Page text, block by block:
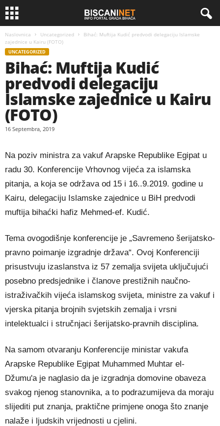
Naslovnica Uncategorized
Bihać: Muftija Kudić predvodi delegaciju Islamske
zajednice u Kairu (FOTO)
UNCATEGORIZED
Bihać: Muftija Kudić
predvodi delegaciju
Islamske zajednice u Kairu
(FOTO)
16 Septembra, 2019
Na poziv ministra za vakuf Arapske Republike Egipat u
radu 30. Konferencije Vrhovnog vijeća za islamska
pitanja, a koja se održava od 15 i 16..9.2019. godine u
Kairu, delegaciju Islamske zajednice u BiH predvodi
muftija bihaćki hafiz Mehmed-ef. Kudić.
Tema ovogodišnje konferencije je „Savremeno šerijatsko-
pravno poimanje izgradnje država“. Ovoj Konferenciji
prisustvuju izaslanstva iz 57 zemalja svijeta uključujući
posebno predsjednike i članove prestižnih naučno-
istraživačkih vijeća islamskog svijeta, ministre za vakuf i
vjerska pitanja brojnih svjetskih zemalja i vrsni
intelektualci i stručnjaci šerijatsko-pravnih disciplina.
Na samom otvaranju Konferencije ministar vakufa
Arapske Republike Egipat Muhammed Muhtar el-
Džumu'a je naglasio da je izgradnja domovine obaveza
svakog njenog stanovnika, a to podrazumijeva da moraju
slijediti put znanja, praktične primjene onoga što znanje
nalaže i ljudskih vrijednosti u cjelini.